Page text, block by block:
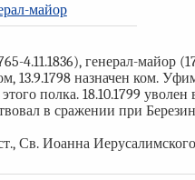
майор
4.11.1836), генерал-майор
13.9.1798 назначен ком.
полка. 18.10.1799
в сражении при
Св. Иоанна Иерусалимского,